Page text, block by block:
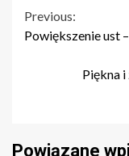
Continue
Reading
Previous:
Powiększenie ust
Piękna
Powiązane